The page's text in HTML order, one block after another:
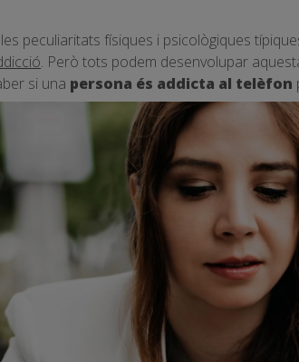
peculiaritats físiques i psicològiques
. Però tots podem desenvolupar
si una persona és addicta al telèfon